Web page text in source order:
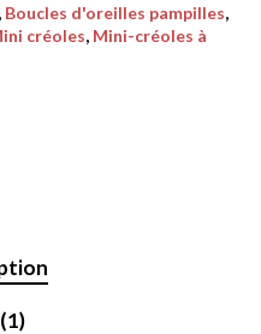
, Boucles d'oreilles pampilles,
créoles, Mini-créoles à